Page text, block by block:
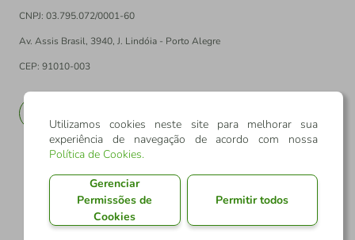
CNPJ: 03.795.072/0001-60
Av. Assis Brasil, 3940, J. Lindóia - Porto Alegre
CEP: 91010-003
Utilizamos cookies neste site para melhorar sua
experiência de navegação de acordo com nossa
Política de Cookies.
Gerenciar
Permissões de
Cookies
Permitir todos